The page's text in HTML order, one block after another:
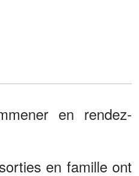
en rendez-
en famille ont